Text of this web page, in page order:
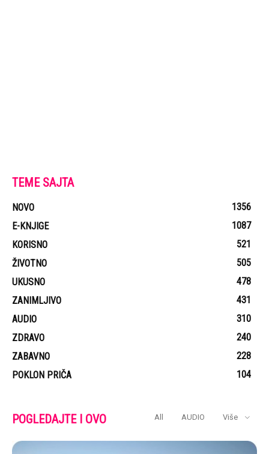
TEME SAJTA
NOVO
1356
E-KNJIGE
1087
KORISNO
521
ŽIVOTNO
505
UKUSNO
478
ZANIMLJIVO
431
AUDIO
310
ZDRAVO
240
ZABAVNO
228
POKLON PRIČA
104
POGLEDAJTE I OVO All AUDIO Više